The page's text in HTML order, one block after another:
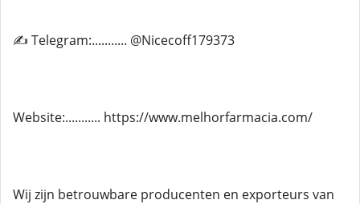
✍ Telegram:........... @Nicecoff179373
Website:........... https://www.melhorfarmacia.com/
Wij zijn betrouwbare producenten en exporteurs van